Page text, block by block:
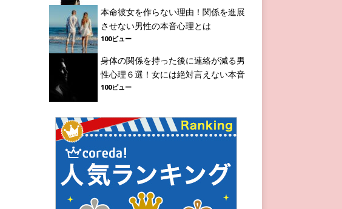
本命彼女を作らない理由！関係を進展
させない男性の本音心理とは
100ビュー
身体の関係を持った後に連絡が減る男
性心理６選！女には絶対言えない本音
100ビュー